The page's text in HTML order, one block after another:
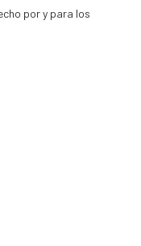
por y para los